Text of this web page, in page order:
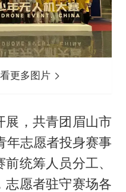
更多图片
展，共青团眉山市
年志愿者投身赛事
统筹人员分工、
志愿者驻守赛场各